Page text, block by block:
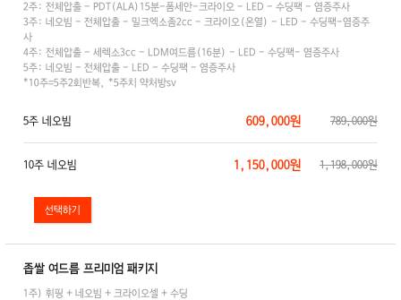
2주: 전체압출 - PDT(ALA)15분-폼세안-크라이오 - LED - 수딩팩 - 염증주사
3주: 네오빔 - 전체압출 - 밀크엑소좀2cc - 크라이오(온열) - LED - 수딩팩-염증주
사
4주: 전체압출 - 세렉소3cc - LDM여드름(16분) - LED - 수딩팩- 염증주사
5주: 네오빔 - 전체압출 - LED - 수딩팩 - 염증주사
*10주=5주2회반복, *5주치 약처방sv
5주 네오빔 609,000원 789,000원
10주 네오빔 1,150,000원 1,198,000원
좁쌀 여드름 프리미엄 패키지
1주) 휘핑 + 네오빔 + 크라이오셀 + 수딩